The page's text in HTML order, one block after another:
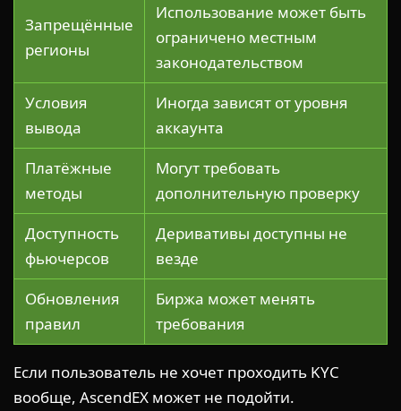
Запрещённые
регионы
Использование может быть
ограничено местным
законодательством
Условия
вывода
Иногда зависят от уровня
аккаунта
Платёжные
методы
Могут требовать
дополнительную проверку
Доступность
фьючерсов
Деривативы доступны не
везде
Обновления
правил
Биржа может менять
требования
Если пользователь не хочет проходить KYC
вообще, AscendEX может не подойти.